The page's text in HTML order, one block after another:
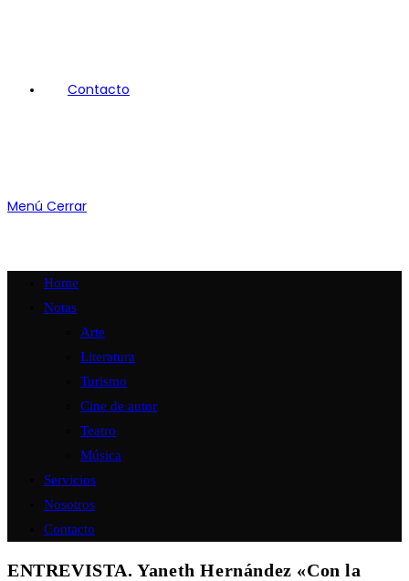
Contacto
Menú Cerrar
Home
Notas
Arte
Literatura
Turismo
Cine de autor
Teatro
Música
Servicios
Nosotros
Contacto
ENTREVISTA. Yaneth Hernández «Con la